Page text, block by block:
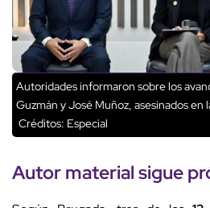
Autoridades informaron sobre los
Guzmán y José Muñoz, asesinados en
Créditos: Especial
Autor material sigue